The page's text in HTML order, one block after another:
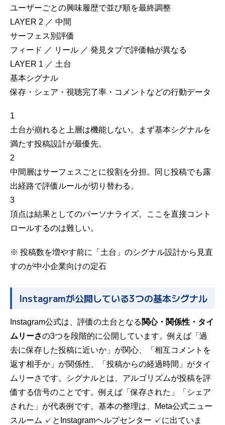
ユーザーごとの興味履歴で並び順を最終調整
LAYER 2 ／ 中間
サーフェス別評価
フィード ／ リール ／ 発見タブで評価軸が異なる
LAYER 1 ／ 土台
基本シグナル
保存・シェア・視聴完了率・コメントなどの行動データ
1
土台が崩れると上層は機能しない。まず基本シグナルを
満たす投稿設計が最優先。
2
中間層はサーフェスごとに役割を分担。同じ投稿でも露
出経路で評価ルールが切り替わる。
3
頂点は結果としてのパーソナライズ。ここを直接コント
ロールするのは難しい。
※ 投稿数を増やす前に「土台」のシグナル設計から見直
すのが中小企業向けの定石
Instagramが公開している3つの基本シグナル
Instagram公式は、評価の土台となる 関心・関係性・タイ
ムリーさの3つを段階的に公開しています。例えば「過
去に保存した投稿に近いか」が関心、「相互コメントを
返す相手か」が関係性、「投稿からの経過時間」がタイ
ムリーさです。シグナルとは、アルゴリズムが投稿を評
価する信号のことです。例えば「保存された」「シェア
された」が代表例です。基本の整理は、
Meta公式ニュー
スルーム ✓ と Instagramヘルプセンター ✓に出ていま